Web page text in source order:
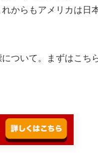
からもアメリカは日
ついて。まずはこち